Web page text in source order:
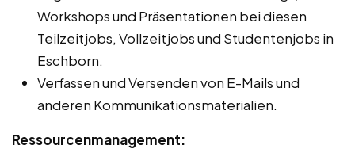
Workshops und Präsentationen bei diesen
Teilzeitjobs, Vollzeitjobs und Studentenjobs in
Eschborn.
Verfassen und Versenden von E-Mails und
anderen Kommunikationsmaterialien.
Ressourcenmanagement: